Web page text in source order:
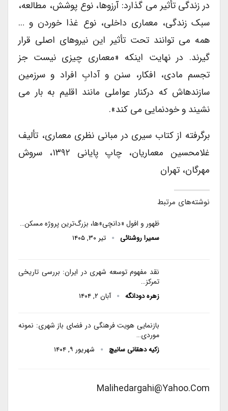
در زندگی تأثیر می گذارد: آرزوها، نوع پوشش، مطالعه،
سبک زندگی، معماری داخلی، نوع غذا خوردن و …
همه می توانند تحت تأثیر این نیروهای اصلی قرار
گیرند. در نهایت اینکه «معماری چیزی نیست جز
تجسم مادی، افکار، سنن و آدابِ افراد و سرزمین
سازنده‏اش که درکنار عواملی مانند اقلیم به بار می
نشیند و خودنمایی می کند».
برگرفته از کتاب سیری در مبانی نظری معماری، تألیف
غلامحسین معماریان، چاپ پایانی ۱۳۹۲، سروش
مهرگان، تهران
نوشته‌های مرتبط
ظهور و افول «دانچی»ها، بزرگ‌ترین پروژه مسکن…
سمیرا روشنائی تیر ۳۰, ۱۴۰۵
نقد مفهوم توسعه شهری در ایران: بررسی تاریخی
تمرکز…
زهره دودانگه آبان ۲, ۱۴۰۴
بازنمایی هویت فرهنگی در فضای باز شهری: نمونه
موردی…
زکیه دهقانی سانیچ شهریور ۹, ۱۴۰۴
Malihedargahi@yahoo.com